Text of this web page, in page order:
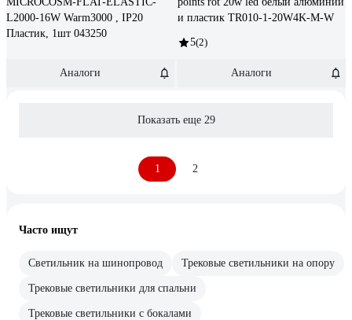
L2000-16W Warm3000 , IP20
Пластик, 1шт 043250
Аналоги
и пластик TR010-1-20W4K-M-W
5(2)
Аналоги
Показать еще 29
1 2
Часто ищут
Светильник на шинопровод Трековые светильники на опору
Трековые светильники для спальни
Трековые светильники с бокалами